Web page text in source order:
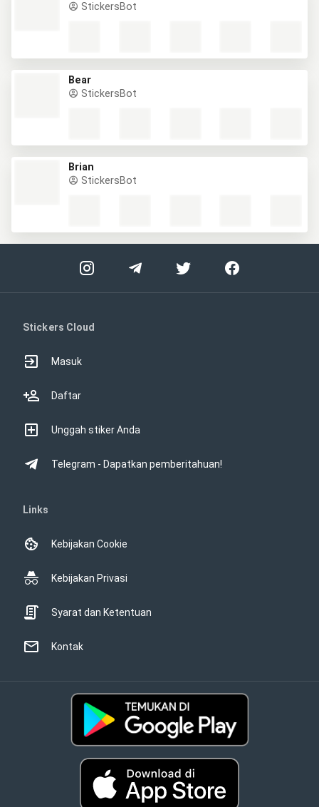
StickersBot
Bear
StickersBot
Brian
StickersBot
Stickers Cloud
Masuk
Daftar
Unggah stiker Anda
Telegram - Dapatkan pemberitahuan!
Links
Kebijakan Cookie
Kebijakan Privasi
Syarat dan Ketentuan
Kontak